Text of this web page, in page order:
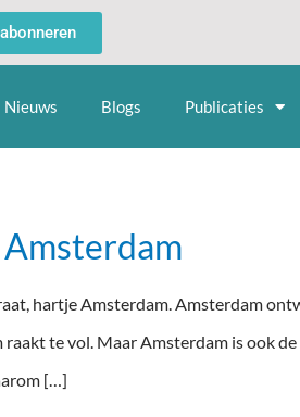
Nieuws Blogs Publicaties
hartje Amsterdam. Amsterdam
te vol. Maar Amsterdam is ook
[…]